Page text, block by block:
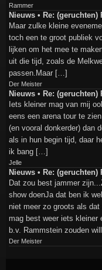
Rammer
Nieuws • Re:
Maar zulke kleine
toch een te groot publiek
lijken om het mee te
uit die tijd, zoals de
passen.Maar […]
Der Meister
Nieuws • Re:
Iets kleiner mag van mij
eens een arena tour te
(en vooral donkerder) dan
als in hun begin tijd, daar
ik bang […]
Jelle
Nieuws • Re:
Dat zou best jammer
show doenJa dat ben ik
niet meer zo groots als
mag best weer iets kleiner
b.v. Rammstein zouden
Der Meister